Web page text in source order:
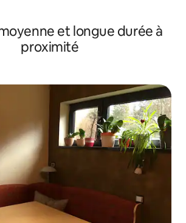
et longue durée à
proximité